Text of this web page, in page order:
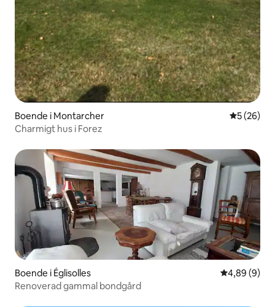
Boende i Montarcher 5 av 5 i
5 (26)
Charmigt hus i Forez
Boende i Églisolles 4,89 av 5 i
4,89 (9)
Renoverad gammal bondgård